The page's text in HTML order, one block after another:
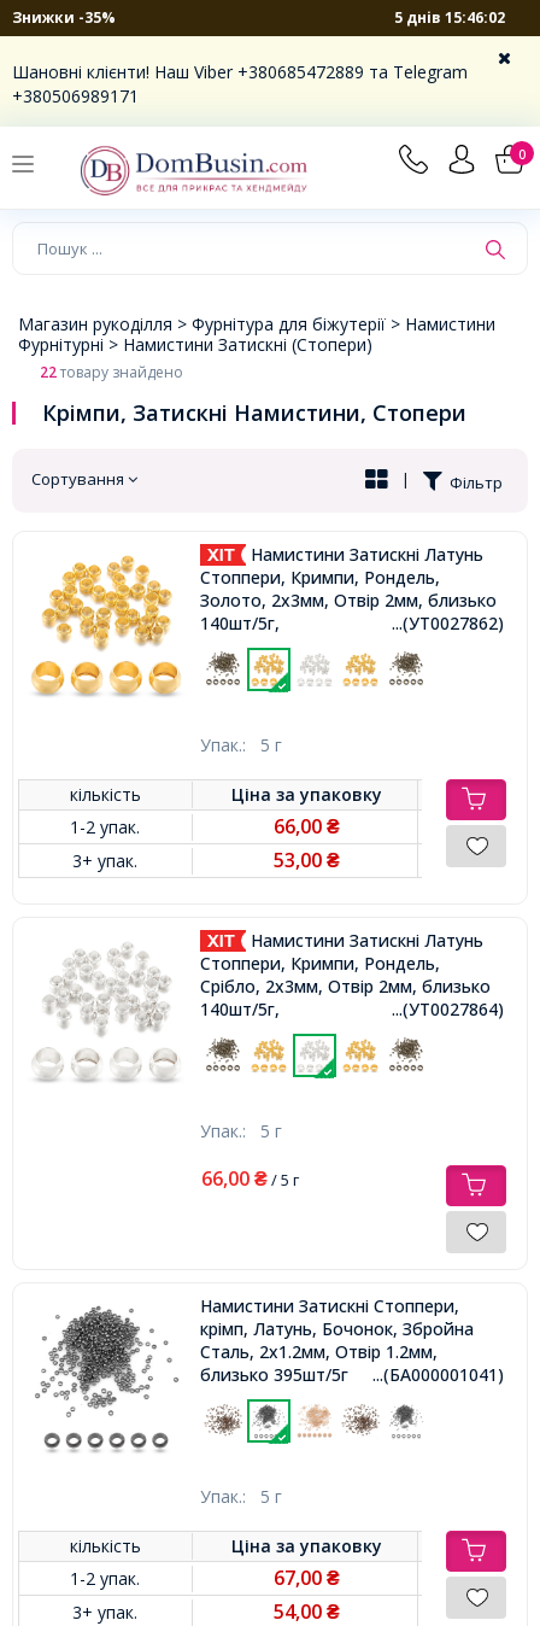
Знижки -35% 5 днів 15:46:01
Шановні клієнти! Наш Viber +380685472889 та Telegram
+380506989171
0
×
Магазин рукоділля > Фурнітура для біжутерії > Намистини
Фурнітурні > Намистини Затискні (Стопери)
22товару знайдено
Крімпи, Затискні Намистини, Стопери
Сортування Фільтр
|
Намистини Затискні Латунь
Стоппери, Кримпи, Рондель,
Золото, 2x3мм, Отвір 2мм, близько
140шт/5г,
...(УТ0027862)
Упак.: 5 г
кількість Ціна заупаковку
1-2 упак.
66,00₴
3+ упак. 53,00₴
Намистини Затискні Латунь
Стоппери, Кримпи, Рондель,
Срібло, 2x3мм, Отвір 2мм, близько
140шт/5г,
...(УТ0027864)
Упак.: 5 г
66,00 ₴/ 5 г
Намистини Затискні Стоппери,
крімп, Латунь, Бочонок, Збройна
Сталь, 2х1.2мм, Отвір 1.2мм,
близько 395шт/5г
...(БА000001041)
Упак.: 5 г
кількість Ціна заупаковку
1-2 упак.
67,00₴
3+ упак. 54,00₴